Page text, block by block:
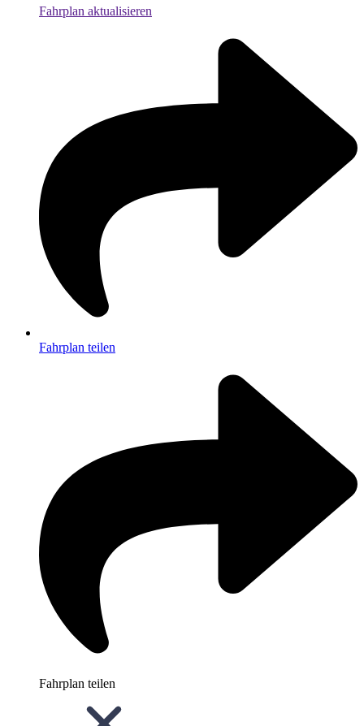
Fahrplan aktualisieren
Fahrplan teilen
Fahrplan teilen